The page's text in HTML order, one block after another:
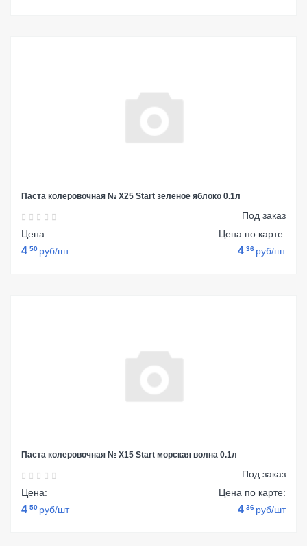
Паста колеровочная № Х25 Start зеленое яблоко 0.1л
Под заказ
Цена:
4 50 руб/шт
Цена по карте:
4 36 руб/шт
Паста колеровочная № Х15 Start морская волна 0.1л
Под заказ
Цена:
4 50 руб/шт
Цена по карте:
4 36 руб/шт